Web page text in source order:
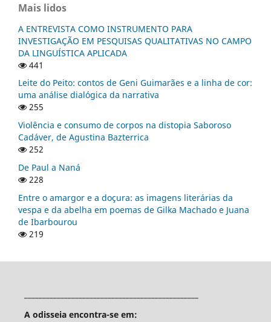
Mais lidos
A ENTREVISTA COMO INSTRUMENTO PARA
INVESTIGAÇÃO EM PESQUISAS QUALITATIVAS NO CAMPO
DA LINGUÍSTICA APLICADA
441
Leite do Peito: contos de Geni Guimarães e a linha de cor:
uma análise dialógica da narrativa
255
Violência e consumo de corpos na distopia Saboroso
Cadáver, de Agustina Bazterrica
252
De Paul a Naná
228
Entre o amargor e a doçura: as imagens literárias da
vespa e da abelha em poemas de Gilka Machado e Juana
de Ibarbourou
219
A odisseia encontra-se em: